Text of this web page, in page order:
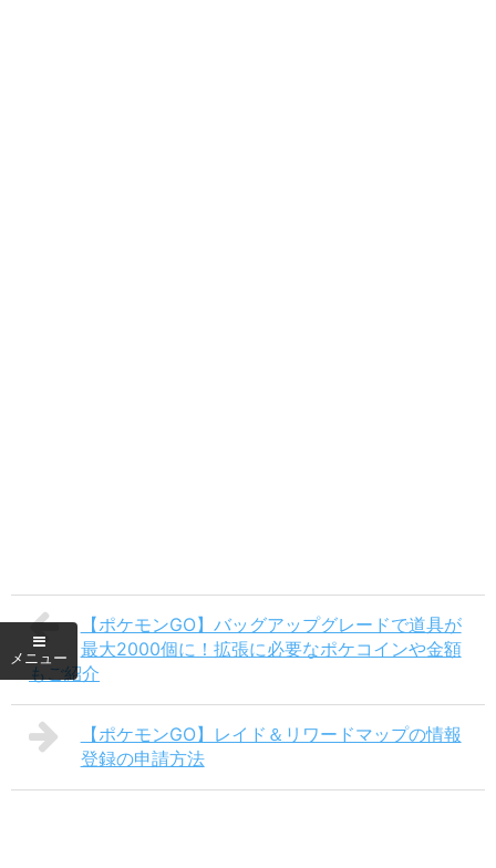
【ポケモンGO】バッグアップグレードで道具が
最大2000個に！拡張に必要なポケコインや金額
もご紹介
【ポケモンGO】レイド＆リワードマップの情報
登録の申請方法